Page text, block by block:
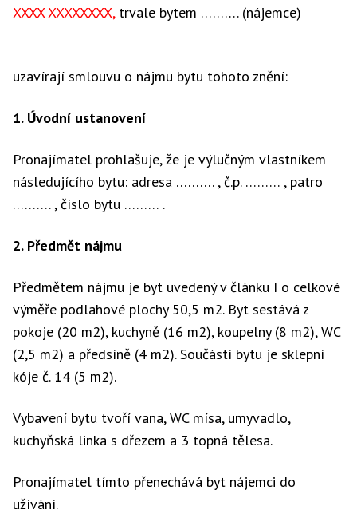
XXXX XXXXXXXX,trvale bytem ………. (nájemce)
uzavírají smlouvu o nájmu bytu tohoto znění:
1. Úvodní ustanovení
Pronajímatel prohlašuje, že je výlučným vlastníkem
následujícího bytu: adresa ………. , č.p. ……… , patro
………. , číslo bytu ……… .
2. Předmět nájmu
Předmětem nájmu je byt uvedený v článku I o celkové
výměře podlahové plochy 50,5 m2. Byt sestává z
pokoje (20 m2), kuchyně (16 m2), koupelny (8 m2), WC
(2,5 m2) a předsíně (4 m2). Součástí bytu je sklepní
kóje č. 14 (5 m2).
Vybavení bytu tvoří vana, WC mísa, umyvadlo,
kuchyňská linka s dřezem a 3 topná tělesa.
Pronajímatel tímto přenechává byt nájemci do
užívání.